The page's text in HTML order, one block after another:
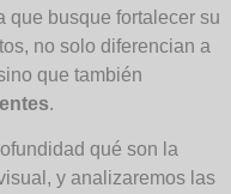
que busque fortalecer su
no solo diferencian a
que también
.
qué son la
y analizaremos las